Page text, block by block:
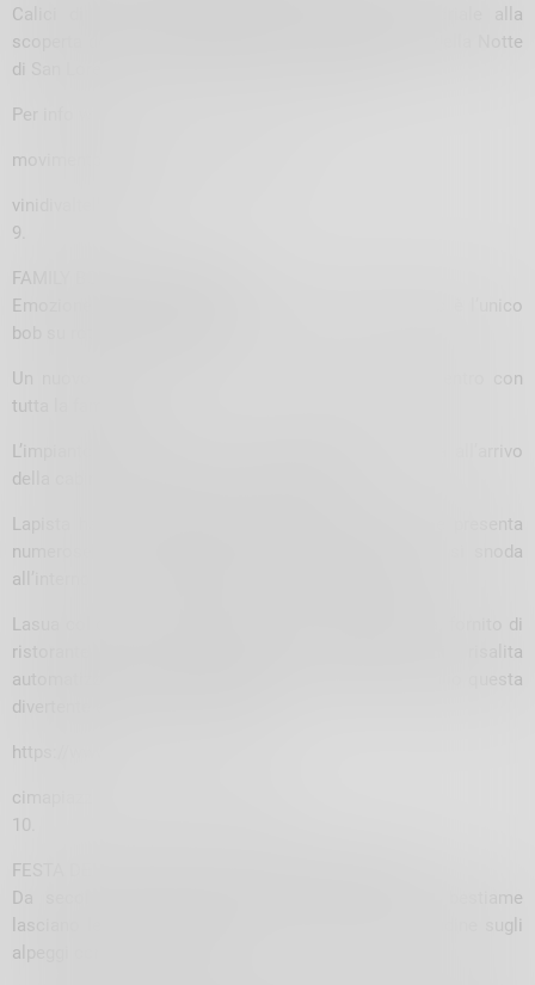
Calici di Stelle a Sondrio offre un viaggio sensoriale alla
scoperta dei vini di Valtellina, sotto il cielo stellato della Notte
di San Lorenzo e lungo le vie del centro storico.
Per info www.
movimentoturismodelvino.it e www.
vinidivaltellina.it
9.
FAMILY BOB A VALDIDENTRO
Emozione, discesa e vento nei capelli: il Family Bob è l’unico
bob su rotaia in Lombardia.
Un nuovo modo di divertirsi in montagna in Valdidentro con
tutta la famiglia.
L’impianto delFamily Bobè situato nell’Alta Valtellina all’arrivo
della cabinovia Isolaccia – Pian della Mota.
Lapista ha una lunghezza di 600 metri in discesa e presenta
numerose curve paraboliche molto panoramiche e si snoda
all’interno di un profumatobosco di larici, pini e abeti.
Lasua collocazionedi fronte al Rifugio Conca Bianca, fornito di
ristorante tipico valtellinese, e l’impianto di risalita
automatizzato di 300 metri, permette di vivere al meglio questa
divertente e singolare esperienza.
https://www.
cimapiazzi.eu/it/estate/family-bob/
10.
FESTA DELL’ALPEGGIO E 116^ MOSTRA DEL BITTO
Da secoli con l’inizio dell’estate, i guardiani del bestiame
lasciano le loro case per tre mesi, andando in solitudine sugli
alpeggi con le loro mandrie.